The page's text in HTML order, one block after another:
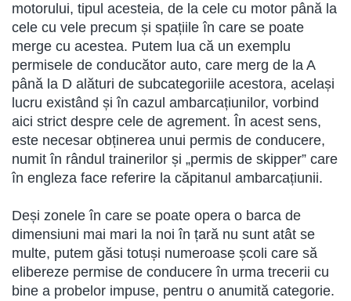
motorului, tipul acesteia, de la cele cu motor până la
cele cu vele precum și spațiile în care se poate
merge cu acestea. Putem lua că un exemplu
permisele de conducător auto, care merg de la A
până la D alături de subcategoriile acestora, același
lucru existând și în cazul ambarcațiunilor, vorbind
aici strict despre cele de agrement. În acest sens,
este necesar obținerea unui permis de conducere,
numit în rândul trainerilor și „permis de skipper” care
în engleza face referire la căpitanul ambarcațiunii.
Deși zonele în care se poate opera o barca de
dimensiuni mai mari la noi în țară nu sunt atât se
multe, putem găsi totuși numeroase școli care să
elibereze permise de conducere în urma trecerii cu
bine a probelor impuse, pentru o anumită categorie.